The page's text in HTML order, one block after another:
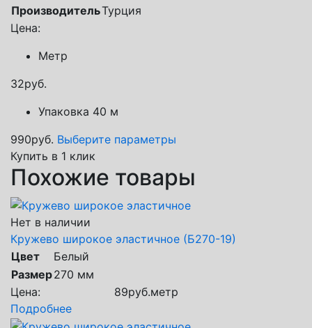
ПроизводительТурция
Цена:
Метр
32руб.
Упаковка 40 м
990руб. Выберите параметры
Купить в 1 клик
Похожие товары
Нет в наличии
Кружево широкое эластичное (Б270-19)
Цвет
Белый
Размер270 мм
Цена:
89руб.метр
Подробнее